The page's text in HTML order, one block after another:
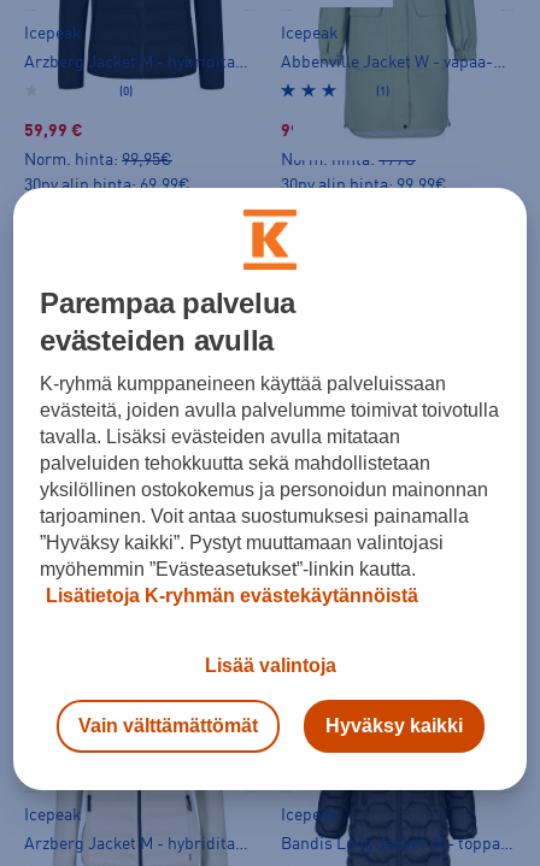
Icepeak
(0)
59,99 €
Norm. hinta: 99,95€
30pv alin hinta: 69,99€
Icepeak
(1)
99,99 €
Norm. hinta: 179€
30pv alin hinta: 99,99€
59,99 €
Norm. hinta: 99,95€
30pv alin hinta: 69,99€
109,00 €
Icepeak
Icepeak
Parempaa palvelua
evästeiden avulla
K-ryhmä kumppaneineen käyttää palveluissaan
evästeitä, joiden avulla palvelumme toimivat toivotulla
tavalla. Lisäksi evästeiden avulla mitataan
palveluiden tehokkuutta sekä mahdollistetaan
yksilöllinen ostokokemus ja personoidun mainonnan
tarjoaminen. Voit antaa suostumuksesi painamalla
”Hyväksy kaikki”. Pystyt muuttamaan valintojasi
myöhemmin ”Evästeasetukset”-linkin kautta.
Lisätietoja K-ryhmän evästekäytännöistä
Lisää valintoja
Vain välttämättömät Hyväksy kaikki